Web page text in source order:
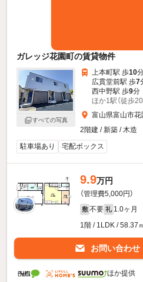
ガレッジ花園町の賃貸物件
すべての写真
上本町駅 歩10
広貫堂前駅 歩7
西中野駅 歩9分
ほか1駅（徒歩20
富山県富山市
2階建 / 新築 / 木造
駐車場あり
宅配ボックス
9.9万円
（管理費5,000円）
敷 不要 礼 1.0ヶ月
1階 / 1LDK / 58.37
お問い合わせ
ほか提供